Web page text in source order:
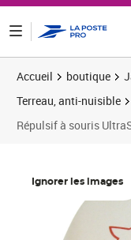
Accueil boutique
Terreau, anti-nuisible
Répulsif à souris
Ignorer les images